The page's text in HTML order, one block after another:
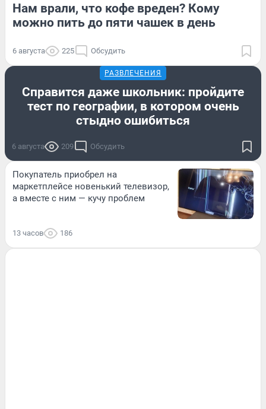
Нам врали, что кофе вреден? Кому
можно пить до пяти чашек в день
6 августа 225 Обсудить
РАЗВЛЕЧЕНИЯ
Справится даже школьник: пройдите
тест по географии, в котором очень
стыдно ошибиться
6 августа 209 Обсудить
Покупатель приобрел на
маркетплейсе новенький телевизор,
а вместе с ним — кучу проблем
13 часов 186